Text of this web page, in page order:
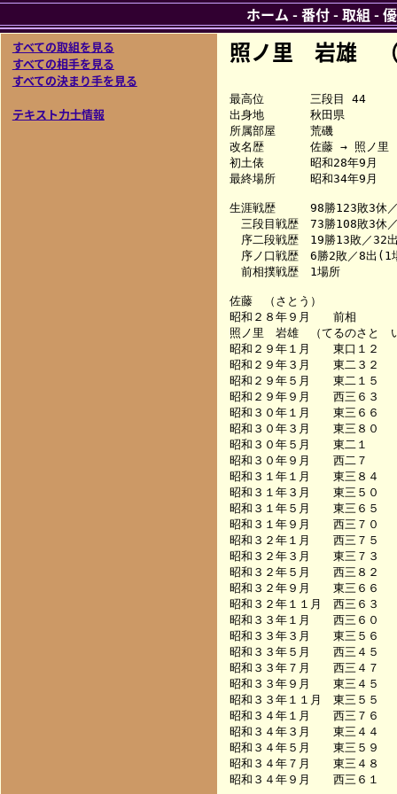
すべての取組を見る
すべての相手を見る
すべての決まり手を見る
テキスト力士情報
照ノ里 岩雄
最高位　　　　三段目 44
出身地　　　　秋田県
所属部屋　　　荒磯
改名歴　　　　佐藤 → 照ノ里
初土俵　　　　昭和28年9月
最終場所　　　昭和34年9月
生涯戦歴　　　98勝123敗3休
三段目戦歴　73勝108敗3休
序二段戦歴　19勝13敗／32
序ノ口戦歴　6勝2敗／8出(1
前相撲戦歴　1場所
佐藤　（さとう）
昭和２８年９月　　前相　
照ノ里　岩雄　（てるのさと　
昭和２９年１月　　東口１２
昭和２９年３月　　東二３
昭和２９年５月　　東二１
昭和２９年９月　　西三６
昭和３０年１月　　東三６
昭和３０年３月　　東三８
昭和３０年５月　　東二１
昭和３０年９月　　西二７
昭和３１年１月　　東三８
昭和３１年３月　　東三５０
昭和３１年５月　　東三６
昭和３１年９月　　西三７
昭和３２年１月　　西三７
昭和３２年３月　　東三７
昭和３２年５月　　西三８
昭和３２年９月　　東三６
昭和３２年１１月　西三６
昭和３３年１月　　西三６
昭和３３年３月　　東三５
昭和３３年５月　　西三４
昭和３３年７月　　西三４
昭和３３年９月　　東三４
昭和３３年１１月　東三５
昭和３４年１月　　西三７
昭和３４年３月　　東三４
昭和３４年５月　　東三５
昭和３４年７月　　東三４
ホーム -番付-取組 -